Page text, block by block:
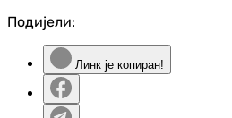
Подијели:
Линк је копиран!